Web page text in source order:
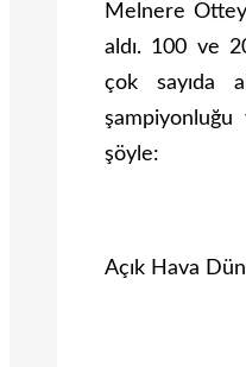
Melnere
aldı. 100 ve
çok sayıda
şampiyonluğu
şöyle:
Açık Hava